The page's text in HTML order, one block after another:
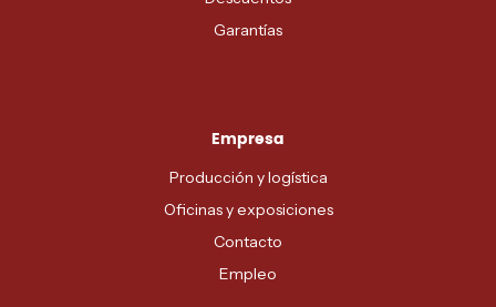
Garantías
Empresa
Producción y logística
Oficinas y exposiciones
Contacto
Empleo